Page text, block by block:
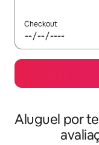
Checkout
Aluguel por